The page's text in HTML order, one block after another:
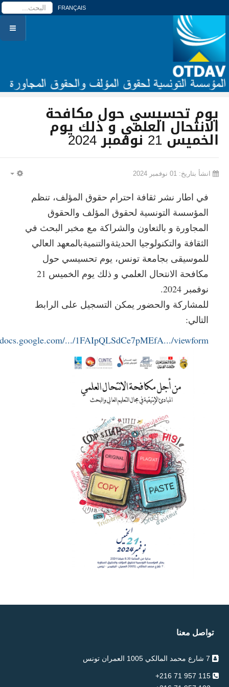
FRANÇAIS
يوم تحسيسي حول مكافحة
الانتحال العلمي و ذلك يوم
الخميس 21 نوفمبر 2024
انشأ بتاريخ: 01 نوفمبر 2024
في اطار نشر ثقافة احترام حقوق المؤلف، تنظم
المؤسسة التونسية لحقوق المؤلف والحقوق
المجاورة و بالتعاون والشراكة مع مخبر البحث في
الثقافة والتكنولوجيا الحديثةوالتنميةبالمعهد العالي
للموسيقى بجامعة تونس، يوم تحسيسي حول
مكافحة الانتحال العلمي و ذلك يوم الخميس 21
نوفمبر 2024.
للمشاركة والحضور يمكن التسجيل على الرابط
التالي:
.../1FAIpQLSdCe7pMEfA.../viewform...
تواصل معنا